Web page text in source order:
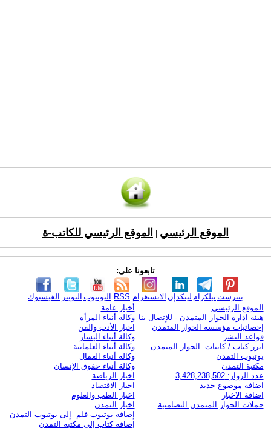
الموقع الرئيسي الموقع الرئيسي للكاتب-ة
تابعونا على:
الفيسبوك التويتر اليوتيوب RSS الانستغرام لينكدإن تيلكرامبنترست
الموقع الرئيسي
هيئة ادارة الحوار المتمدن - للإتصال بنا
إحصائيات مؤسسة الحوار المتمدن
قواعد النشر
ابرز كتاب / كاتبات الحوار المتمدن
يوتيوب التمدن
مكتبة التمدن
عدد الزوار: 3,428,238,502
اضافة موضوع جديد
اضافة الاخبار
حملات الحوار المتمدن التضامنية
أخبار عامة
وكالة أنباء المرأة
اخبار الأدب والفن
وكالة أنباء اليسار
وكالة أنباء العلمانية
وكالة أنباء العمال
وكالة أنباء حقوق الإنسان
اخبار الرياضة
اخبار الاقتصاد
اخبار الطب والعلوم
اخبار التمدن
إضافة يوتيوب-فلم إلى يوتيوب التمدن
إضافة كتاب إلى مكتبة التمدن